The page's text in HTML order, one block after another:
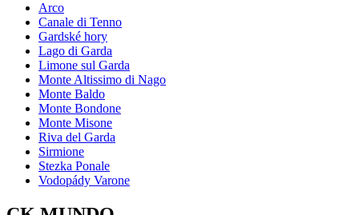
Arco
Canale di Tenno
Gardské hory
Lago di Garda
Limone sul Garda
Monte Altissimo di Nago
Monte Baldo
Monte Bondone
Monte Misone
Riva del Garda
Sirmione
Stezka Ponale
Vodopády Varone